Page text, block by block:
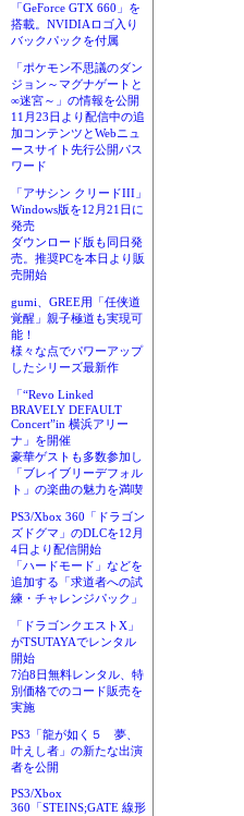
「GeForce GTX 660」を
搭載。NVIDIAロゴ入り
バックパックを付属
「ポケモン不思議のダン
ジョン～マグナゲートと
∞迷宮～」の情報を公開
11月23日より配信中の追
加コンテンツとWebニュ
ースサイト先行公開パス
ワード
「アサシン クリードIII」
Windows版を12月21日に
発売
ダウンロード版も同日発
売。推奨PCを本日より販
売開始
gumi、GREE用「任侠道
覚醒」親子極道も実現可
能！
様々な点でパワーアップ
したシリーズ最新作
「“Revo Linked
BRAVELY DEFAULT
Concert”in 横浜アリー
ナ」を開催
豪華ゲストも多数参加し
「ブレイブリーデフォル
ト」の楽曲の魅力を満喫
PS3/Xbox 360「ドラゴン
ズドグマ」のDLCを12月
4日より配信開始
「ハードモード」などを
追加する「求道者への試
練・チャレンジパック」
「ドラゴンクエストX」
がTSUTAYAでレンタル
開始
7泊8日無料レンタル、特
別価格でのコード販売を
実施
PS3「龍が如く５ 夢、
叶えし者」の新たな出演
者を公開
PS3/Xbox
360「STEINS;GATE 線形